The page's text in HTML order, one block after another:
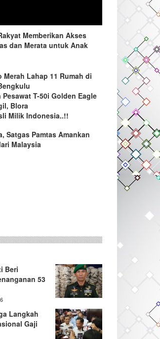
Memberikan Akses
dan Merata untuk Anak
Lahap 11 Rumah di
T-50i Golden Eagle
Blora
Milik Indonesia..!!
Satgas Pamtas Amankan
Malaysia
Beri
53
Langkah
Gaji